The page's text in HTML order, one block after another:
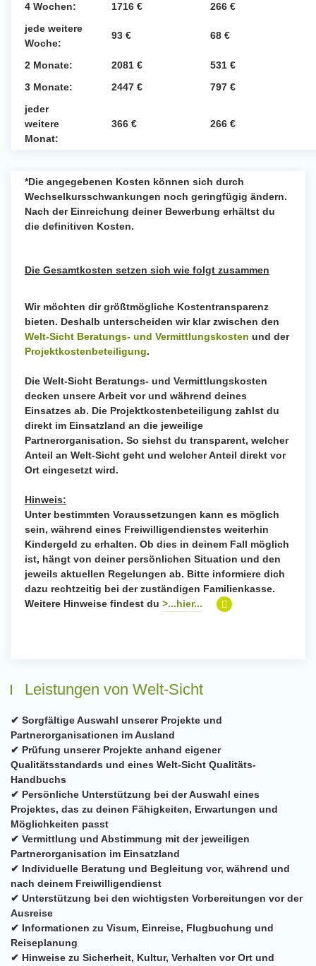
4 Wochen:
1716 €
266 €
jede weitere
Woche:
93 € 68 €
2 Monate: 2081 €
531 €
3 Monate:
2447 €
797 €
jeder
weitere
Monat:
366 € 266 €
*Die angegebenen Kosten können sich durch
Wechselkursschwankungen noch geringfügig ändern.
Nach der Einreichung deiner Bewerbung erhältst du
die definitiven Kosten.
Die Gesamtkosten setzen sich wie folgt zusammen
Wir möchten dir größtmögliche Kostentransparenz
bieten. Deshalb unterscheiden wir klar zwischen den
Welt-Sicht Beratungs- und Vermittlungskosten und der
Projektkostenbeteiligung.
Die Welt-Sicht Beratungs- und Vermittlungskosten
decken unsere Arbeit vor und während deines
Einsatzes ab. Die Projektkostenbeteiligung zahlst du
direkt im Einsatzland an die jeweilige
Partnerorganisation. So siehst du transparent, welcher
Anteil an Welt-Sicht geht und welcher Anteil direkt vor
Ort eingesetzt wird.
Hinweis:
Unter bestimmten Voraussetzungen kann es möglich
sein, während eines Freiwilligendienstes weiterhin
Kindergeld zu erhalten. Ob dies in deinem Fall möglich
ist, hängt von deiner persönlichen Situation und den
jeweils aktuellen Regelungen ab. Bitte informiere dich
dazu rechtzeitig bei der zuständigen Familienkasse.
Weitere Hinweise findest du >...hier...
Leistungen von Welt-Sicht
✔ Sorgfältige Auswahl unserer Projekte und
Partnerorganisationen im Ausland
✔ Prüfung unserer Projekte anhand eigener
Qualitätsstandards und eines Welt-Sicht Qualitäts-
Handbuchs
✔ Persönliche Unterstützung bei der Auswahl eines
Projektes, das zu deinen Fähigkeiten, Erwartungen und
Möglichkeiten passt
✔ Vermittlung und Abstimmung mit der jeweiligen
Partnerorganisation im Einsatzland
✔ Individuelle Beratung und Begleitung vor, während und
nach deinem Freiwilligendienst
✔ Unterstützung bei den wichtigsten Vorbereitungen vor der
Ausreise
✔ Informationen zu Visum, Einreise, Flugbuchung und
Reiseplanung
✔ Hinweise zu Sicherheit, Kultur, Verhalten vor Ort und